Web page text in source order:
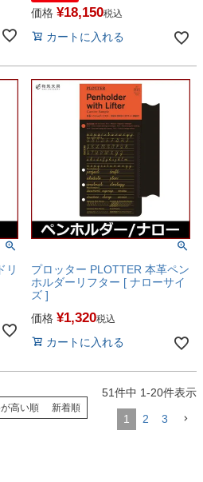
価格 ¥18,150税込
カートに入れる
リ
プロッター PLOTTER 本革ペン
ホルダーリフター [ ナローサイ
ズ ]
価格 ¥1,320税込
カートに入れる
高い順 新着順
51件中 1-20件表示
1 2 3